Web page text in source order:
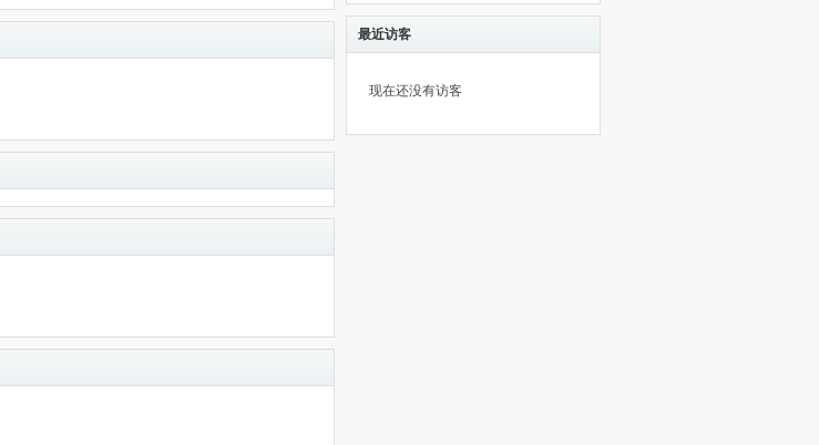
最近访客
现在还没有访客